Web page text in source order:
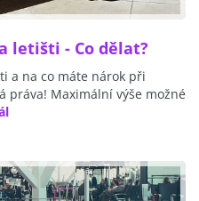
letišti - Co dělat?
a na co máte nárok při
práva! Maximální výše možné